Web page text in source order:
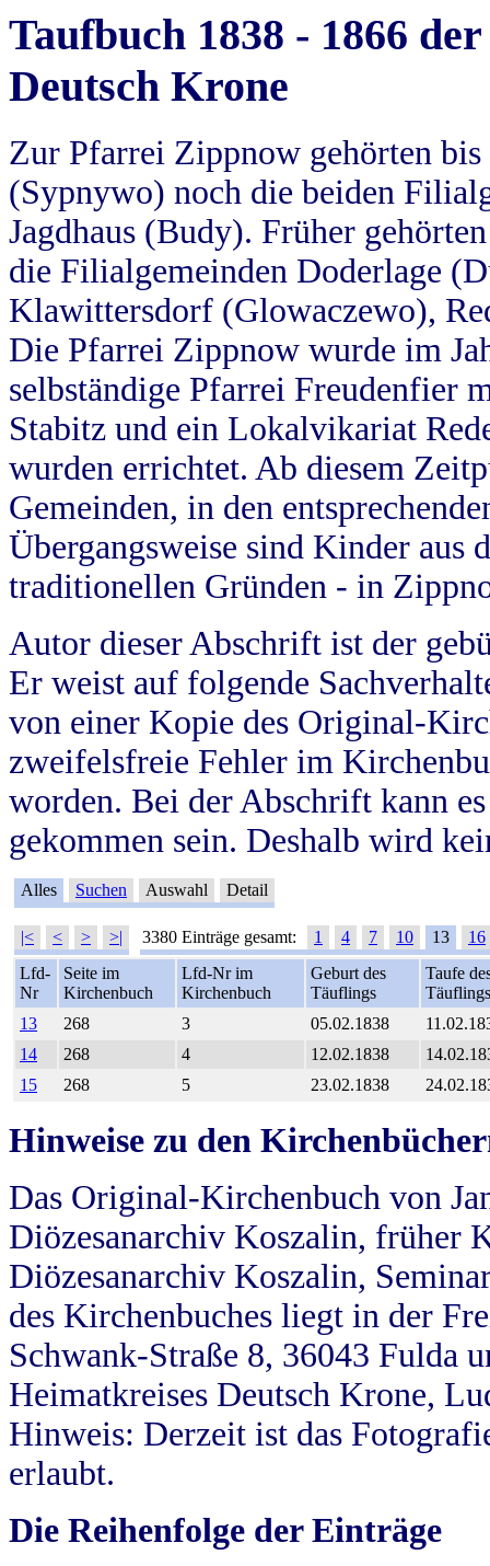
Taufbuch 1838 - 1866
Deutsch Krone
Zur Pfarrei Zippnow gehörten
(Sypnywo) noch die beiden
Jagdhaus (Budy). Früher
die Filialgemeinden Doderlage
Klawittersdorf (Glowaczewo),
Die Pfarrei Zippnow wurde im
selbständige Pfarrei Freudenfier
Stabitz und ein Lokalvikariat
wurden errichtet. Ab diesem
Gemeinden, in den
Übergangsweise sind Kinder aus
traditionellen Gründen - in
Autor dieser Abschrift ist der
Er weist auf folgende
von einer Kopie des Original-
zweifelsfreie Fehler im
worden. Bei der Abschrift kann
gekommen sein. Deshalb wird
Alles Suchen Auswahl Detail
|< < > >| 3380 Einträge gesamt: 1 4 7 10 13
16
Lfd-
Nr
Seite im
Kirchenbuch
Lfd-Nr im
Kirchenbuch
Geburt des
Täuflings
Taufe
Täuflings
13
268 3 05.02.1838
14
268 4 12.02.1838
15
268 5 23.02.1838
Hinweise zu den
Das Original-Kirchenbuch von
Diözesanarchiv Koszalin, früher
Diözesanarchiv Koszalin,
des Kirchenbuches liegt in der
Schwank-Straße 8, 36043 Fulda
Heimatkreises Deutsch Krone,
Hinweis: Derzeit ist das
erlaubt.
Die Reihenfolge der Einträge